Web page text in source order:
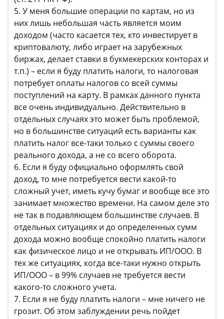
5. У меня большие операции по картам, но из
них лишь небольшая часть является моим
доходом (часто касается тех, кто инвестирует в
криптовалюту, либо играет на зарубежных
биржах, делает ставки в букмекерских конторах и
т.п.) – если я буду платить налоги, то налоговая
потребует оплаты налогов со всей суммы
поступлений на карту. В рамках данного пункта
все очень индивидуально. Действительно в
отдельных случаях это может быть проблемой,
но в большинстве ситуаций есть варианты как
платить налог все-таки только с суммы своего
реального дохода, а не со всего оборота.
6. Если я буду официально оформлять свой
доход, то мне потребуется вести какой-то
сложный учет, иметь кучу бумаг и вообще все это
занимает множество времени. На самом деле это
не так в подавляющем большинстве случаев. В
отдельных ситуациях и до определенных сумм
дохода можно вообще спокойно платить налоги
как физическое лицо и не открывать ИП/ООО. В
тех же ситуациях, когда все-таки нужно открыть
ИП/ООО – в 99% случаев не требуется вести
какого-то сложного учета.
7. Если я не буду платить налоги – мне ничего не
грозит. Об этом заблуждении речь пойдет